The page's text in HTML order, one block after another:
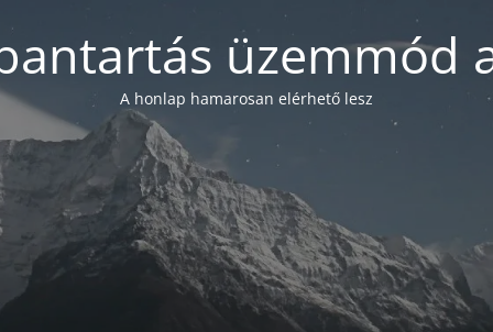
üzemmód
A honlap hamarosan elérhető lesz